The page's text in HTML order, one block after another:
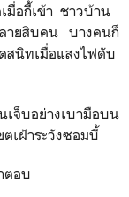
มื่อกี้เข้า ชาวบ้าน
ายสิบคน บางคนก็
สนิทเมื่อแสงไฟดับ
เจ็บอย่างเบามือบน
เฝ้าระวังซอมบี้
ตอบ